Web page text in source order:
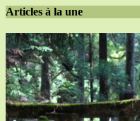
Articles à la une